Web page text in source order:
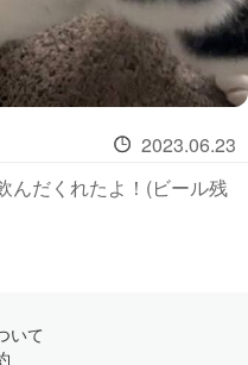
2023.06.23
んだくれたよ！(ビール残
いて